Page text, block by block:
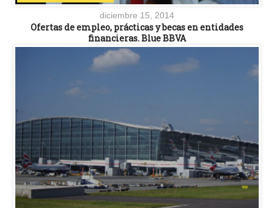
diciembre 15, 2014
Ofertas de empleo, prácticas y becas en entidades
financieras. Blue BBVA